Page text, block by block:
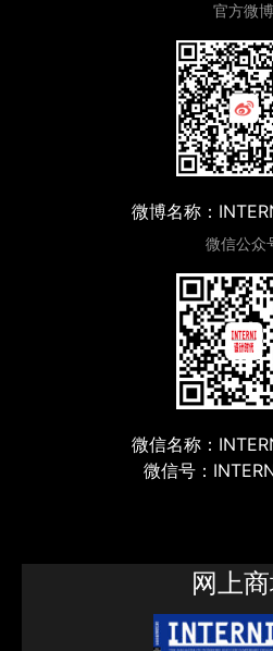
官方微博
微博名称：
微信公众
微信名称：
微信号：
网上